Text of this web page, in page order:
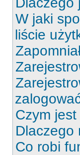
W jaki
liście
Czym
Dlaczego
Co robi